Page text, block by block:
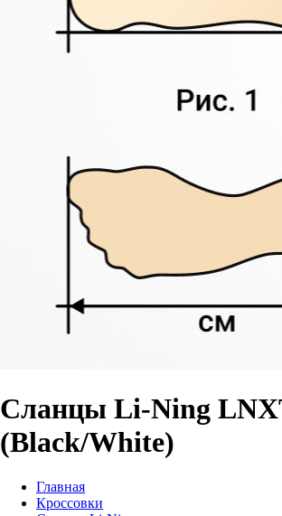
Сланцы Li-Ning
(Black/White)
Главная
Кроссовки